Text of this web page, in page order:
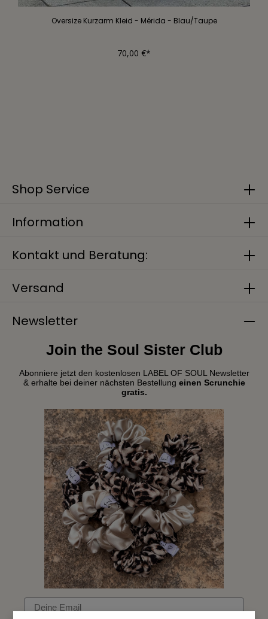
Oversize Kurzarm Kleid - Mérida - Blau/Taupe
70,00 €*
Kontakt und Beratung:
Versand
Newsletter
Join the Soul Sister Club
Abonniere jetzt den kostenlosen LABEL OF SOUL Newsletter
& erhalte bei deiner nächsten Bestellung einen Scrunchie
gratis.
Email
Shop Service
Information